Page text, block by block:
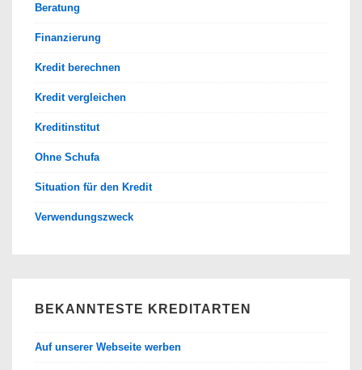
Beratung
Finanzierung
Kredit berechnen
Kredit vergleichen
Kreditinstitut
Ohne Schufa
Situation für den Kredit
Verwendungszweck
BEKANNTESTE KREDITARTEN
Auf unserer Webseite werben